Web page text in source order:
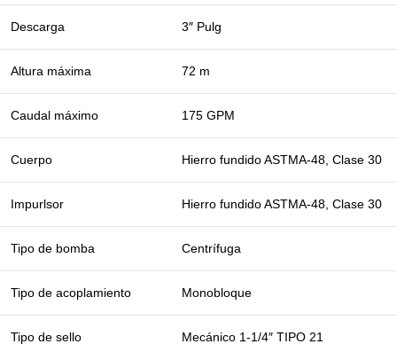
Descarga 3″ Pulg
Altura máxima 72 m
Caudal máximo 175 GPM
Cuerpo Hierro fundido ASTMA-48, Clase 30
Impurlsor Hierro fundido ASTMA-48, Clase 30
Tipo de bomba Centrífuga
Tipo de acoplamiento Monobloque
Tipo de sello Mecánico 1-1/4″ TIPO 21